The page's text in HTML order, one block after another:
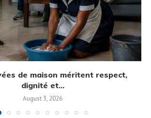
de maison méritent respect,
dignité et...
August 3, 2026